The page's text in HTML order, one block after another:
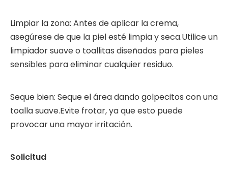
Limpiar la zona: Antes de aplicar la crema,
asegúrese de que la piel esté limpia y seca.Utilice un
limpiador suave o toallitas diseñadas para pieles
sensibles para eliminar cualquier residuo.
Seque bien: Seque el área dando golpecitos con una
toalla suave.Evite frotar, ya que esto puede
provocar una mayor irritación.
Solicitud